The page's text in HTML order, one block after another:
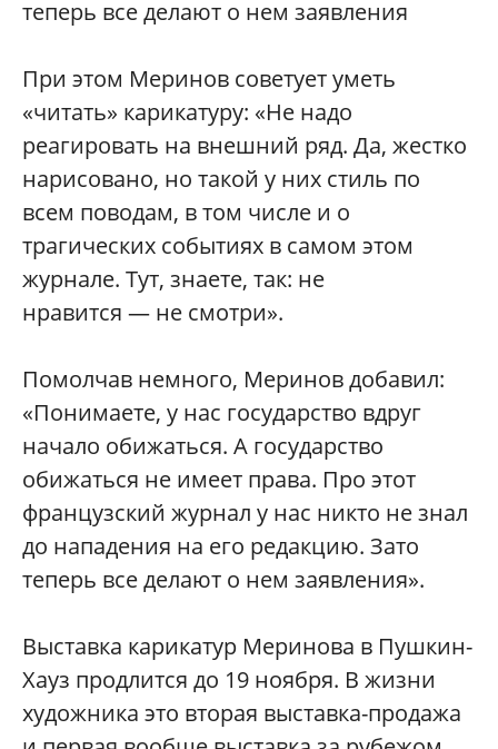
теперь все делают о нем заявления
При этом Меринов советует уметь
«читать» карикатуру: «Не надо
реагировать на внешний ряд. Да, жестко
нарисовано, но такой у них стиль по
всем поводам, в том числе и о
трагических событиях в самом этом
журнале. Тут, знаете, так: не
нравится — не смотри».
Помолчав немного, Меринов добавил:
«Понимаете, у нас государство вдруг
начало обижаться. А государство
обижаться не имеет права. Про этот
французский журнал у нас никто не знал
до нападения на его редакцию. Зато
теперь все делают о нем заявления».
Выставка карикатур Меринова в Пушкин-
Хауз продлится до 19 ноября. В жизни
художника это вторая выставка-продажа